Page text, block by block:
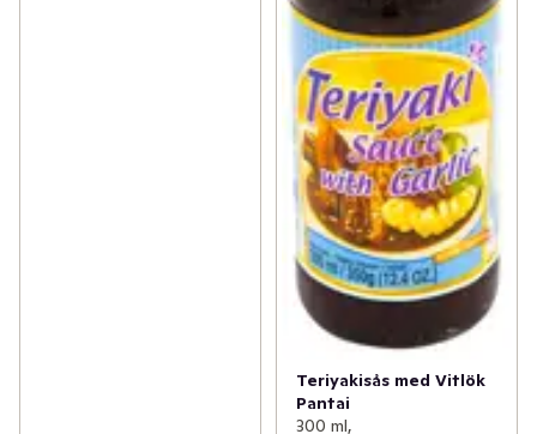
Teriyakisås med Vitlök
Pantai
300 ml,